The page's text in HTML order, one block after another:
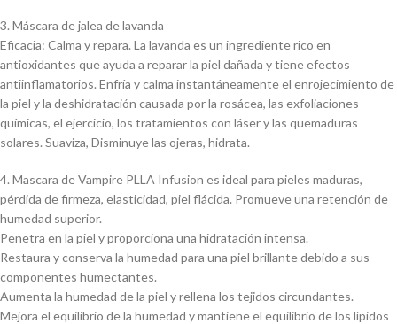
3. Máscara de jalea de lavanda
Eficacia: Calma y repara. La lavanda es un ingrediente rico en
antioxidantes que ayuda a reparar la piel dañada y tiene efectos
antiinflamatorios. Enfría y calma instantáneamente el enrojecimiento de
la piel y la deshidratación causada por la rosácea, las exfoliaciones
químicas, el ejercicio, los tratamientos con láser y las quemaduras
solares. Suaviza, Disminuye las ojeras, hidrata.
4. Mascara de Vampire PLLA Infusion es ideal para pieles maduras,
pérdida de firmeza, elasticidad, piel flácida. Promueve una retención de
humedad superior.
Penetra en la piel y proporciona una hidratación intensa.
Restaura y conserva la humedad para una piel brillante debido a sus
componentes humectantes.
Aumenta la humedad de la piel y rellena los tejidos circundantes.
Mejora el equilibrio de la humedad y mantiene el equilibrio de los lípidos